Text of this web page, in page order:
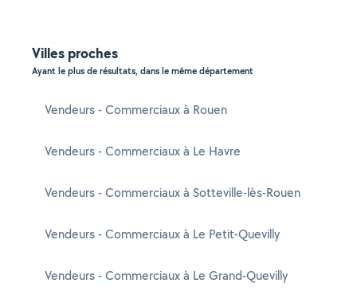
Villes proches
Ayant le plus de résultats, dans le même département
Vendeurs - Commerciaux à Rouen
Vendeurs - Commerciaux à Le Havre
Vendeurs - Commerciaux à Sotteville-lès-Rouen
Vendeurs - Commerciaux à Le Petit-Quevilly
Vendeurs - Commerciaux à Le Grand-Quevilly